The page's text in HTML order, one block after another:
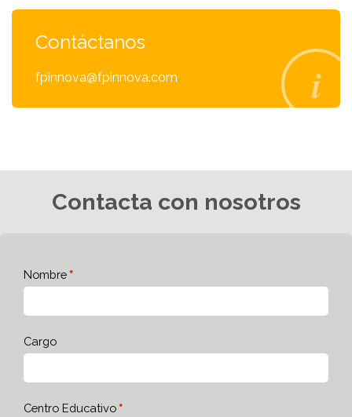
Contáctanos
fpinnova@fpinnova.com
Contacta con nosotros
Nombre
Cargo
Centro Educativo